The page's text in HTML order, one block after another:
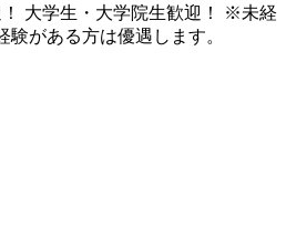
大学生・大学院生歓迎！ ※未経
がある方は優遇します。